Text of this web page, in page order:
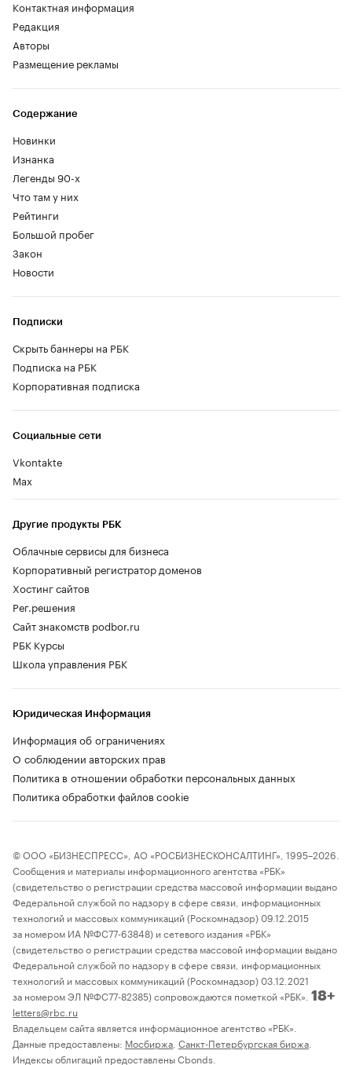
Контактная информация
Редакция
Авторы
Размещение рекламы
Содержание
Новинки
Изнанка
Легенды 90-х
Что там у них
Рейтинги
Большой пробег
Закон
Новости
Социальные сети
Vkontakte
Max
Другие продукты РБК
Облачные сервисы для бизнеса
Корпоративный регистратор доменов
Хостинг сайтов
Рег.решения
Сайт знакомств podbor.ru
РБК Курсы
Школа управления РБК
Подписки
Скрыть баннеры на РБК
Подписка на РБК
Корпоративная подписка
Юридическая Информация
Информация об ограничениях
О соблюдении авторских прав
Политика в отношении обработки персональных данных
Политика обработки файлов cookie
© ООО «БИЗНЕСПРЕСС», АО «РОСБИЗНЕСКОНСАЛТИНГ», 1995–2026.
Сообщения и материалы информационного агентства «РБК»
(свидетельство о регистрации средства массовой информации выдано
Федеральной службой по надзору в сфере связи, информационных
технологий и массовых коммуникаций (Роскомнадзор) 09.12.2015
за номером ИА №ФС77-63848) и сетевого издания «РБК»
(свидетельство о регистрации средства массовой информации выдано
Федеральной службой по надзору в сфере связи, информационных
технологий и массовых коммуникаций (Роскомнадзор) 03.12.2021
за номером ЭЛ №ФС77-82385) сопровождаются пометкой «РБК». 18+
letters@rbc.ru
Владельцем сайта является информационное агентство «РБК».
Данные предоставлены: Мосбиржа Санкт-Петербургская биржа
Индексы облигаций предоставлены Cbonds.